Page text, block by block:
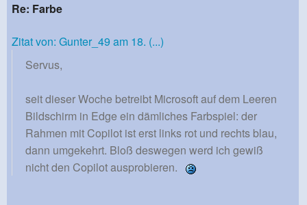
Re: Farbe
Zitat von: Gunter_49 am 18. (...)
Servus,
seit dieser Woche betreibt Microsoft auf dem Leeren
Bildschirm in Edge ein dämliches Farbspiel: der
Rahmen mit Copilot ist erst links rot und rechts blau,
dann umgekehrt. Bloß deswegen werd ich gewiß
nicht den Copilot ausprobieren.